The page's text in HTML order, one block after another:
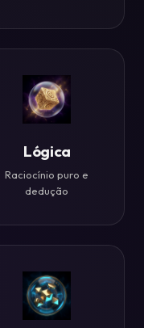
Lógica
Raciocínio puro e
dedução